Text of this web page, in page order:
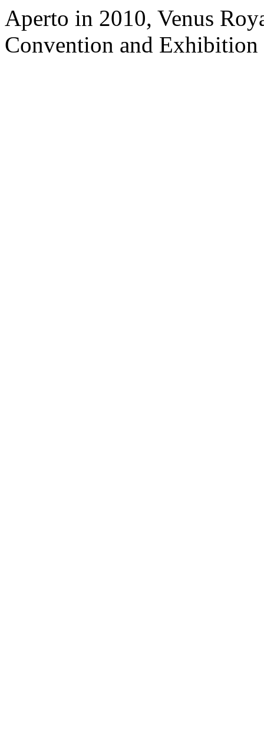
Aperto in 2010, Venus
Convention and Exhibition